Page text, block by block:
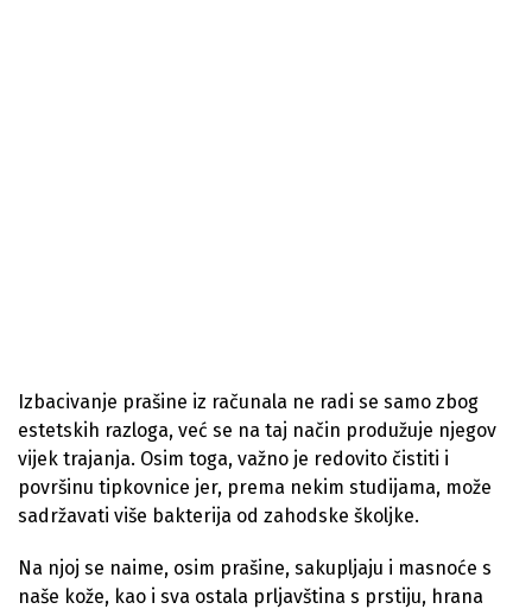
Izbacivanje prašine iz računala ne radi se samo zbog
estetskih razloga, već se na taj način produžuje njegov
vijek trajanja. Osim toga, važno je redovito čistiti i
površinu tipkovnice jer, prema nekim studijama, može
sadržavati više bakterija od zahodske školjke.
Na njoj se naime, osim prašine, sakupljaju i masnoće s
naše kože, kao i sva ostala prljavština s prstiju, hrana